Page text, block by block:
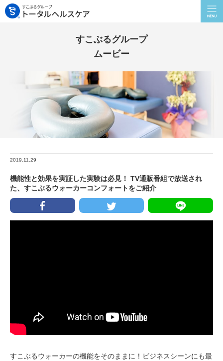
すこぶるグループ
ムービー
2019.11.29
機能性と効果を実証した実験は必見！ TV通販番組で放送され
た、すこぶるウォーカーコンフォートをご紹介
すこぶるウォーカーの機能をそのままに！ビジネスシーンにも最